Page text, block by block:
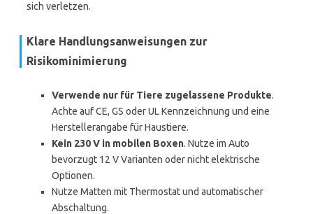
sich verletzen.
Klare Handlungsanweisungen zur
Risikominimierung
Verwende nur für Tiere zugelassene Produkte.
Achte auf CE, GS oder UL Kennzeichnung und eine
Herstellerangabe für Haustiere.
Kein 230 V in mobilen Boxen. Nutze im Auto
bevorzugt 12 V Varianten oder nicht elektrische
Optionen.
Nutze Matten mit Thermostat und automatischer
Abschaltung.